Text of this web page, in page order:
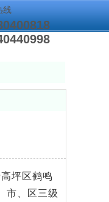
线
坪区鹤鸣
市、区三级